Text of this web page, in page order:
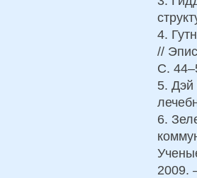
4.
//
С.
5. Дэй
6.
2009.